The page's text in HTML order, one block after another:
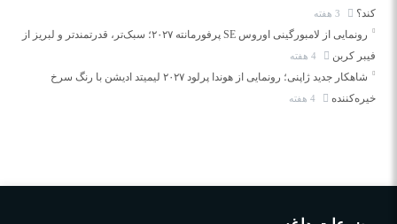
کند؟
رونمایی از لامبورگینی اوروس SE پرفورمانته ۲۰۲۷؛ سبک‌تر، قدرتمندتر و لبریز از
فیبر کربن
شاهکار جدید ژاپنی؛ رونمایی از هوندا پرلود ۲۰۲۷ لیمیتد ادیشن با رنگ سرخ
خیره‌کننده